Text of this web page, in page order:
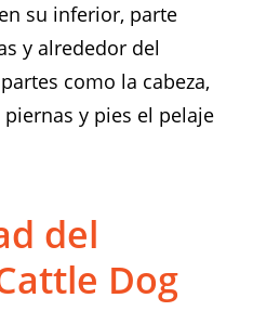
su inferior, parte
y alrededor del
como la cabeza,
y pies el pelaje
del
Dog